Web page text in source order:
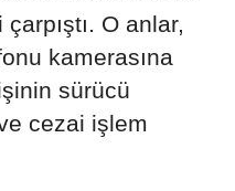
O anlar,
kamerasına
sürücü
cezai işlem